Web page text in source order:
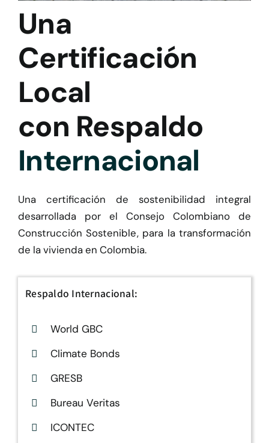
Una
Certificación
Local
con Respaldo
Internacional
Una certificación de sostenibilidad integral
desarrollada por elConsejo Colombiano de
Construcción Sostenible, para la transformación
de la vivienda en Colombia.
Respaldo Internacional:
World GBC
Climate Bonds
GRESB
Bureau Veritas
ICONTEC